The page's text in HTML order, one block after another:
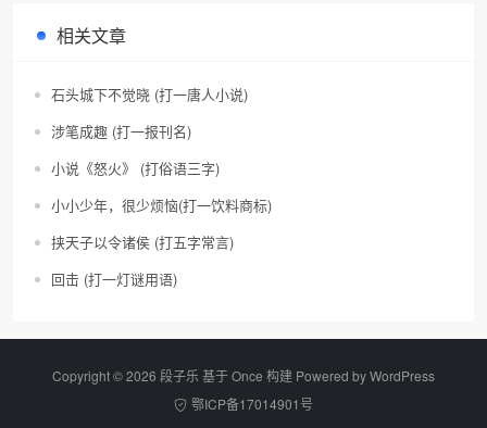
相关文章
石头城下不觉晓 (打一唐人小说)
涉笔成趣 (打一报刊名)
小说《怒火》 (打俗语三字)
小小少年，很少烦恼(打一饮料商标)
挟天子以令诸侯 (打五字常言)
回击 (打一灯谜用语)
Copyright © 2026 段子乐 基于 Once 构建 Powered byWordPress
鄂ICP备17014901号